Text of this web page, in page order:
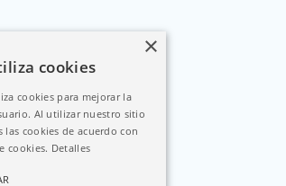
cookies
cookies para mejorar la
Al utilizar nuestro sitio
las cookies de acuerdo con
cookies. Detalles
×